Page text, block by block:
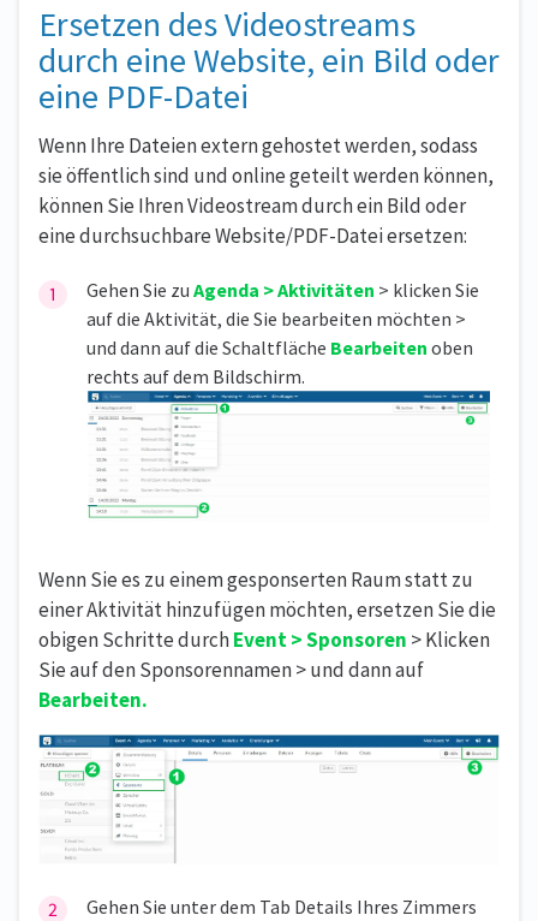
Ersetzen des Videostreams
durch eine Website, ein Bild oder
eine PDF-Datei
Wenn Ihre Dateien extern gehostet werden, sodass
sie öffentlich sind und online geteilt werden können,
können Sie Ihren Videostream durch ein Bild oder
eine durchsuchbare Website/PDF-Datei ersetzen:
Gehen Sie zu Agenda > Aktivitäten > klicken Sie
auf die Aktivität, die Sie bearbeiten möchten >
und dann auf die Schaltfläche Bearbeiten oben
rechts auf dem Bildschirm.
Wenn Sie es zu einem gesponserten Raum statt zu
einer Aktivität hinzufügen möchten, ersetzen Sie die
obigen Schritte durchEvent > Sponsoren > Klicken
Sie auf den Sponsorennamen > und dann auf
Bearbeiten.
Gehen Sie unter dem Tab Details Ihres Zimmers